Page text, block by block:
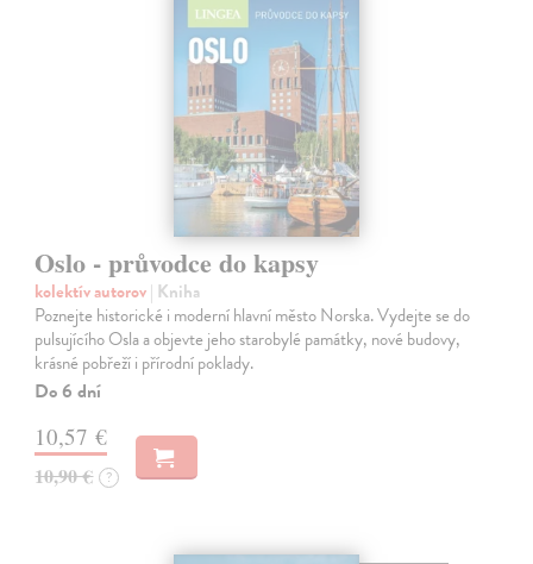
Oslo - průvodce do kapsy
kolektív autorov| Kniha
Poznejte historické i moderní hlavní město Norska. Vydejte se do
pulsujícího Osla a objevte jeho starobylé památky, nové budovy,
krásné pobřeží i přírodní poklady.
Do 6 dní
10,57 €
10,90 € ?